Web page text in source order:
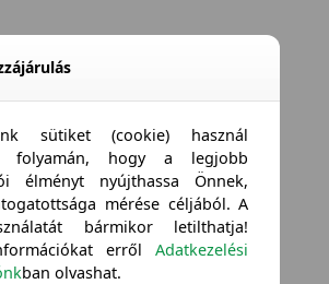
sütiket (cookie) használ
folyamán, hogy a legjobb
élményt nyújthassa Önnek,
mérése céljából. A
bármikor letilthatja!
errőlAdatkezelési
ban olvashat.